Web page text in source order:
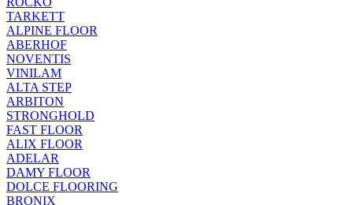
TARKETT
ALPINE FLOOR
ABERHOF
NOVENTIS
VINILAM
ALTA STEP
ARBITON
STRONGHOLD
FAST FLOOR
ALIX FLOOR
ADELAR
DAMY FLOOR
DOLCE FLOORING
BRONIX